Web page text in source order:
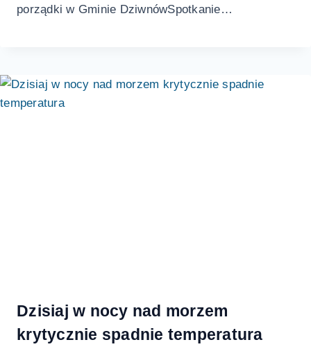
porządki w Gminie DziwnówSpotkanie…
Dzisiaj w nocy nad morzem
krytycznie spadnie temperatura